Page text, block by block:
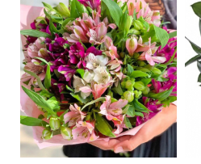
Милая упаковка